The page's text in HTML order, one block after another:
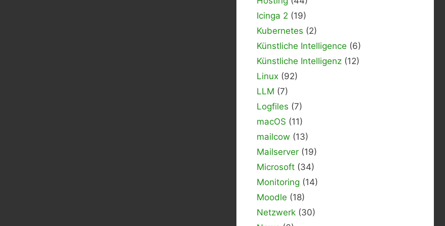
Icinga 2 (19)
Kubernetes (2)
Künstliche Intelligence (6)
Künstliche Intelligenz (12)
Linux (92)
LLM (7)
Logfiles (7)
macOS (11)
mailcow (13)
Mailserver (19)
Microsoft (34)
Monitoring (14)
Moodle (18)
Netzwerk (30)